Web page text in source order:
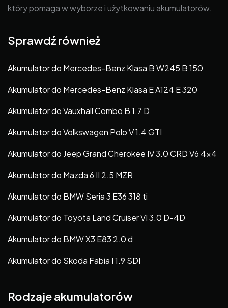
który pomaga w wyborze i użytkowaniu akumulatorów.
Sprawdź również
Akumulator do Mercedes-Benz Klasa B W245 B 150
Akumulator do Mercedes-Benz Klasa E A124 E 320
Akumulator do Vauxhall Combo B 1.7 D
Akumulator do Volkswagen Polo V 1.4 GTI
Akumulator do Jeep Grand Cherokee IV 3.0 CRD V6 4×4
Akumulator do Mazda 6 II 2.5 MZR
Akumulator do BMW Seria 3 E36 318 ti
Akumulator do Toyota Land Cruiser VI 3.0 D-4D
Akumulator do BMW X3 E83 2.0 d
Akumulator do Skoda Fabia I 1.9 SDI
Rodzaje akumulatorów